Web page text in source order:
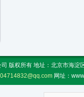
版权所有 地址：北京市海
网址：